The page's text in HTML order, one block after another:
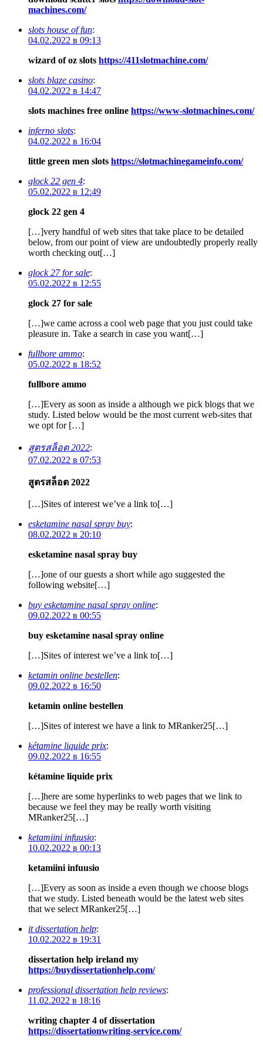
machines.com/
slots house of fun:
04.02.2022 в 09:13
wizard of oz slots https://411slotmachine.com/
slots blaze casino:
04.02.2022 в 14:47
slots machines free online https://www-slotmachines.com/
inferno slots:
04.02.2022 в 16:04
little green men slots https://slotmachinegameinfo.com/
glock 22 gen 4:
05.02.2022 в 12:49
glock 22 gen 4
[…]very handful of web sites that take place to be detailed
below, from our point of view are undoubtedly properly really
worth checking out[…]
glock 27 for sale:
05.02.2022 в 12:55
glock 27 for sale
[…]we came across a cool web page that you just could take
pleasure in. Take a search in case you want[…]
fullbore ammo:
05.02.2022 в 18:52
fullbore ammo
[…]Every as soon as inside a although we pick blogs that we
study. Listed below would be the most current web-sites that
we opt for […]
สูตรสล็อต 2022:
07.02.2022 в 07:53
สูตรสล็อต 2022
[…]Sites of interest we’ve a link to[…]
esketamine nasal spray buy:
08.02.2022 в 20:10
esketamine nasal spray buy
[…]one of our guests a short while ago suggested the
following website[…]
buy esketamine nasal spray online:
09.02.2022 в 00:55
buy esketamine nasal spray online
[…]Sites of interest we’ve a link to[…]
ketamin online bestellen:
09.02.2022 в 16:50
ketamin online bestellen
[…]Sites of interest we have a link to MRanker25[…]
kétamine liquide prix:
09.02.2022 в 16:55
kétamine liquide prix
[…]here are some hyperlinks to web pages that we link to
because we feel they may be really worth visiting
MRanker25[…]
ketamiini infuusio:
10.02.2022 в 00:13
ketamiini infuusio
[…]Every as soon as inside a even though we choose blogs
that we study. Listed beneath would be the latest web sites
that we select MRanker25[…]
it dissertation help:
10.02.2022 в 19:31
dissertation help ireland my
https://buydissertationhelp.com/
professional dissertation help reviews:
11.02.2022 в 18:16
writing chapter 4 of dissertation
https://dissertationwriting-service.com/